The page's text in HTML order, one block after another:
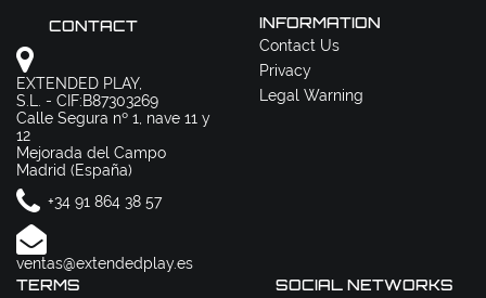
CONTACT
EXTENDED PLAY,
S.L. - CIF:B87303269
Calle Segura nº 1, nave 11 y
12
Mejorada del Campo
Madrid (España)
+34 91 864 38 57
ventas@extendedplay.es
INFORMATION
Contact Us
Privacy
Legal Warning
TERMS SOCIAL NETWORKS